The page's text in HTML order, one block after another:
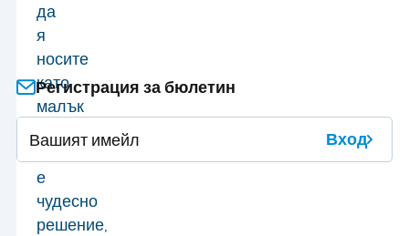
да
я
носите
като
малък
е
чудесно
решение,
Регистрация за бюлетин
Вход